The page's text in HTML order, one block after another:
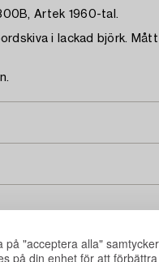
på "acceptera alla"
på din enhet för att förbättra
Artek 1960-tal.
i lackad björk.